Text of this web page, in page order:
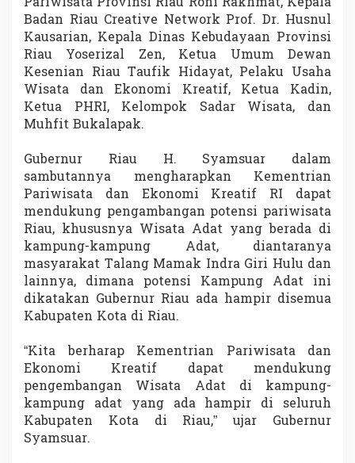
c
e
B
e
r
s
a
n
p
a
r
S
a
n
d
i
U
n
Badan Riau Creative Network Prof. Dr. Husnul
Kausarian, Kepala Dinas Kebudayaan Provinsi
Riau Yoserizal Zen, Ketua Umum Dewan
Kesenian Riau Taufik Hidayat, Pelaku Usaha
Wisata dan Ekonomi Kreatif, Ketua Kadin,
Ketua PHRI, Kelompok Sadar Wisata, dan
Muhfit Bukalapak.
Gubernur Riau H. Syamsuar dalam
sambutannya mengharapkan Kementrian
Pariwisata dan Ekonomi Kreatif RI dapat
mendukung pengambangan potensi pariwisata
Riau, khususnya Wisata Adat yang berada di
kampung-kampung Adat, diantaranya
masyarakat Talang Mamak Indra Giri Hulu dan
lainnya, dimana potensi Kampung Adat ini
dikatakan Gubernur Riau ada hampir disemua
Kabupaten Kota di Riau.
“Kita berharap Kementrian Pariwisata dan
Ekonomi Kreatif dapat mendukung
pengembangan Wisata Adat di kampung-
kampung adat yang ada hampir di seluruh
Kabupaten Kota di Riau,” ujar Gubernur
Syamsuar.